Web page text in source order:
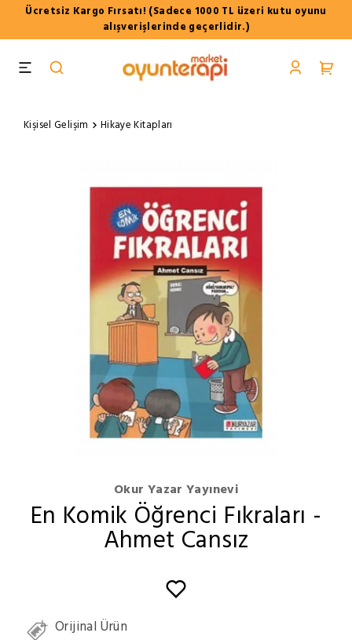
Ücretsiz Kargo Fırsatı! (Sadece 1000 TL üzeri kutu oyunu
alışverişlerinde geçerlidir.)
Kişisel Gelişim Hikaye Kitapları
Okur Yazar Yayınevi
En Komik Öğrenci Fıkraları -
Ahmet Cansız
Orijinal Ürün